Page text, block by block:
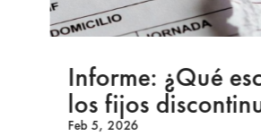
Informe: ¿Qué
los fijos
Feb 5, 2026